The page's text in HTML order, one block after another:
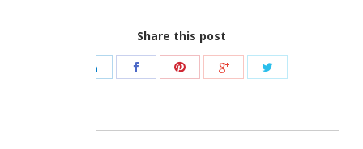
Share this post
שתף
שתף
שתף